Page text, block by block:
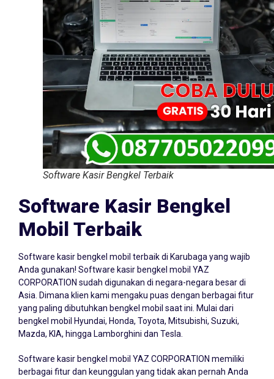
Software Kasir Bengkel Terbaik
Software Kasir Bengkel
Mobil Terbaik
Software kasir bengkel mobil terbaik di Karubaga yang wajib
Anda gunakan! Software kasir bengkel mobil YAZ
CORPORATION sudah digunakan di negara-negara besar di
Asia. Dimana klien kami mengaku puas dengan berbagai fitur
yang paling dibutuhkan bengkel mobil saat ini. Mulai dari
bengkel mobil Hyundai, Honda, Toyota, Mitsubishi, Suzuki,
Mazda, KIA, hingga Lamborghini dan Tesla.
Software kasir bengkel mobil YAZ CORPORATION memiliki
berbagai fitur dan keunggulan yang tidak akan pernah Anda